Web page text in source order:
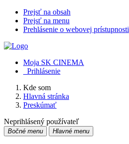
Prejsť na obsah
Prejsť na menu
Prehlásenie o webovej prístupnosti
Moja SK CINEMA
Prihlásenie
Kde som
Hlavná stránka
Preskúmať
Neprihlásený používateľ
Bočné menu Hlavné menu